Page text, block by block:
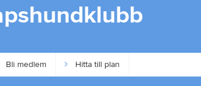
Bli medlem Hitta till plan